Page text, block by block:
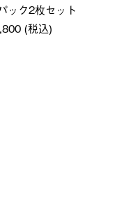
ック2枚セット
(税込)